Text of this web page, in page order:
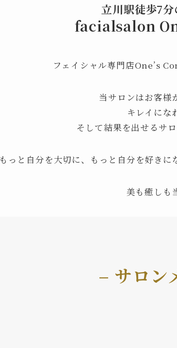
立川駅徒歩7
facialsalon
フェイシャル専門店One’s
当サロンはお客様
キレイにな
そして結果を出せるサ
もっと自分を大切に、もっと自分を好きに
美も癒しも
– サロン